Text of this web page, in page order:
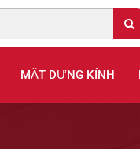
MẶT DỰNG KÍNH